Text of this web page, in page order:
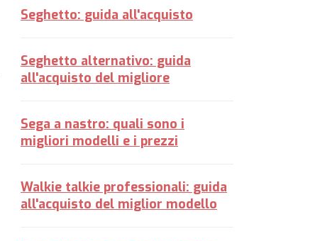
Seghetto: guida all'acquisto
Seghetto alternativo: guida
all'acquisto del migliore
Sega a nastro: quali sono i
migliori modelli e i prezzi
Walkie talkie professionali: guida
all'acquisto del miglior modello